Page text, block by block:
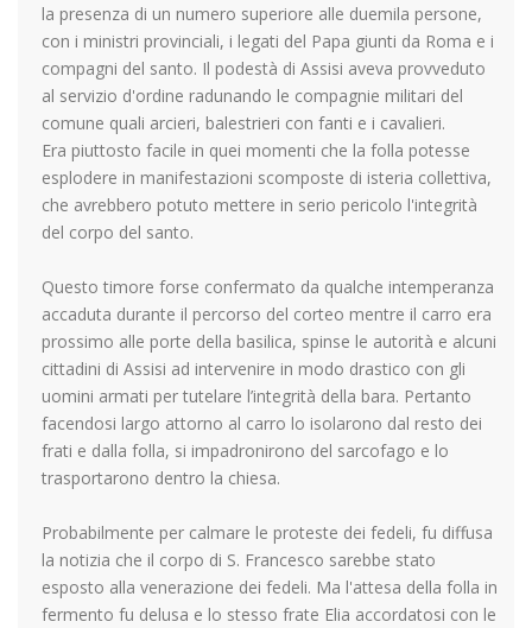
la presenza di un numero superiore alle duemila persone,
con i ministri provinciali, i legati del Papa giunti da Roma e i
compagni del santo. Il podestà di Assisi aveva provveduto
al servizio d'ordine radunando le compagnie militari del
comune quali arcieri, balestrieri con fanti e i cavalieri.
Era piuttosto facile in quei momenti che la folla potesse
esplodere in manifestazioni scomposte di isteria collettiva,
che avrebbero potuto mettere in serio pericolo l'integrità
del corpo del santo.
Questo timore forse confermato da qualche intemperanza
accaduta durante il percorso del corteo mentre il carro era
prossimo alle porte della basilica, spinse le autorità e alcuni
cittadini di Assisi ad intervenire in modo drastico con gli
uomini armati per tutelare l’integrità della bara. Pertanto
facendosi largo attorno al carro lo isolarono dal resto dei
frati e dalla folla, si impadronirono del sarcofago e lo
trasportarono dentro la chiesa.
Probabilmente per calmare le proteste dei fedeli, fu diffusa
la notizia che il corpo di S. Francesco sarebbe stato
esposto alla venerazione dei fedeli. Ma l'attesa della folla in
fermento fu delusa e lo stesso frate Elia accordatosi con le